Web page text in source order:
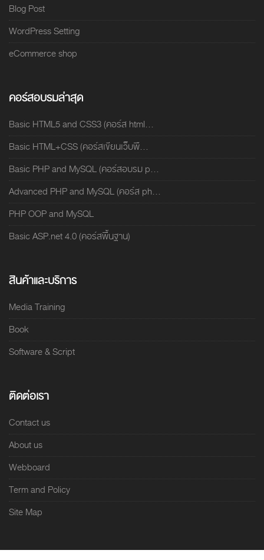
Blog Post
WordPress Setting
eCommerce shop
คอร์สอบรมล่าสุด
Basic HTML5 and CSS3 (คอร์ส html...
Basic HTML+CSS (คอร์สเขียนเว็บพื...
Basic PHP and MySQL (คอร์สอบรม p...
Advanced PHP and MySQL (คอร์ส ph...
PHP OOP and MySQL
Basic ASP.net 4.0 (คอร์สพื้นฐาน)
สินค้าและบริการ
Media Training
Book
Software & Script
ติดต่อเรา
Contact us
About us
Webboard
Term and Policy
Site Map